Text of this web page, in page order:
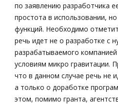
по заявлению разработчика
простота в использовании,
функций. Необходимо
речь идет не о разработке с
разрабатываемого
условиям микро гравитации.
что в данном случае речь не
а только о доработке
этом, помимо гранта,